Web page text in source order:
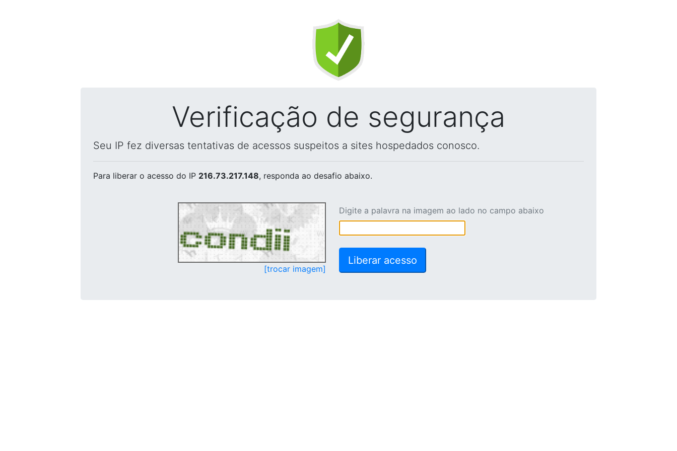
Verificação de segurança
Seu IP fez diversas tentativas de acessos suspeitos a sites hospedados conosco.
Para liberar o acesso do IP 216.73.217.148, responda ao desafio abaixo.
[trocar imagem]
Digite a palavra na imagem ao lado no campo abaixo